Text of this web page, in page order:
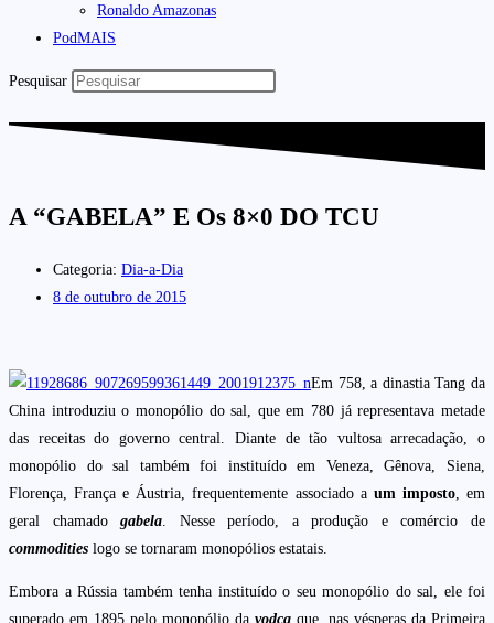
Ronaldo Amazonas
PodMAIS
Pesquisar
A “GABELA” E Os 8×0 DO TCU
Categoria: Dia-a-Dia
8 de outubro de 2015
Em 758, a dinastia Tang da
China introduziu o monopólio do sal, que em 780 já representava metade
das receitas do governo central. Diante de tão vultosa arrecadação, o
monopólio do sal também foi instituído em Veneza, Gênova, Siena,
Florença, França e Áustria, frequentemente associado a um imposto, em
geral chamadogabela. Nesse período, a produção e comércio de
commodities logo se tornaram monopólios estatais.
Embora a Rússia também tenha instituído o seu monopólio do sal, ele foi
superado em 1895 pelo monopólio da vodca que, nas vésperas da Primeira